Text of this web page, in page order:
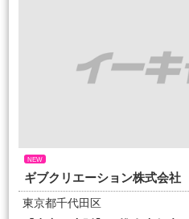
NEW
ギブクリエーション株式会社
東京都千代田区